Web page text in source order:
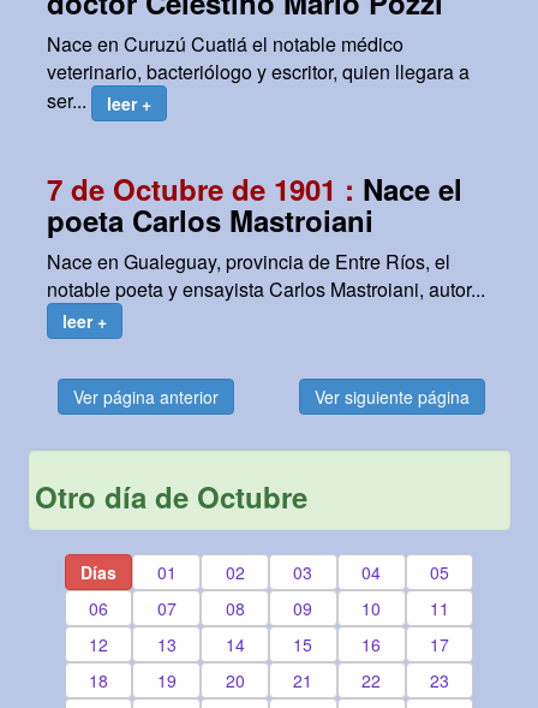
Nace en Curuzú Cuatiá el notable médico
veterinario, bacteriólogo y escritor, quien llegara a
ser...
leer +
7 de Octubre de 1901 : Nace el
poeta Carlos Mastroiani
Nace en Gualeguay, provincia de Entre Ríos, el
notable poeta y ensayista Carlos Mastroiani, autor...
leer +
Ver página anterior Ver siguiente página
Otro día de Octubre
Días 01 02 03 04
05
06
07 08 09 10
11
12
13 14 15 16
17
18
19 20 21 22
23